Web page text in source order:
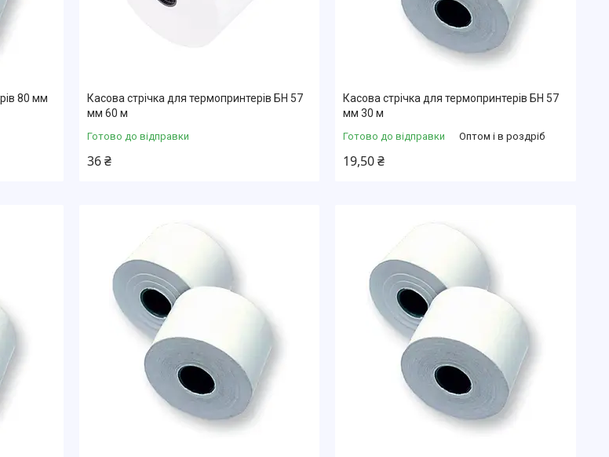
80 мм
Касова стрічка для термопринтерів БН 57
мм 60 м
Готово до відправки
36 ₴
Касова стрічка для термопринтерів БН 57
мм 30 м
Готово до відправки Оптом і в роздріб
19,50 ₴